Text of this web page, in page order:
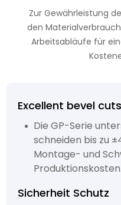
Zur Gewährleistung
den
Arbeitsabläufe für
Excellent bevel cuts
Die GP-Serie
schneiden bis zu
Montage- und
Produktionskosten.
Sicherheit Schutz